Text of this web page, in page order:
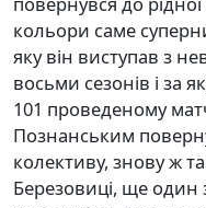
кольори саме
яку він виступав з
восьми сезонів і за
101 проведеному
Познанським
колективу, знову ж
Березовиці, ще один